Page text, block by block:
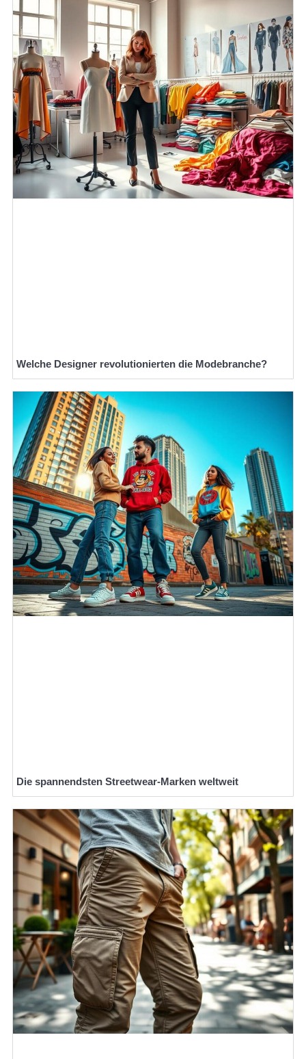
Welche Designer revolutionierten die Modebranche?
Die spannendsten Streetwear-Marken weltweit